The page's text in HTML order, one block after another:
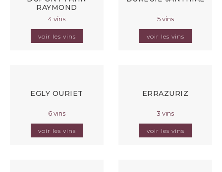
RAYMOND
4 vins
voir les vins
5 vins
voir les vins
EGLY OURIET
6 vins
voir les vins
ERRAZURIZ
3 vins
voir les vins